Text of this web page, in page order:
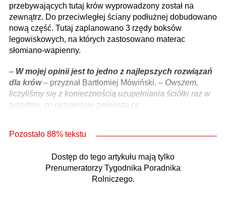
przebywających tutaj krów wyprowadzony został na
zewnątrz. Do przeciwległej ściany podłużnej dobudowano
nową część. Tutaj zaplanowano 3 rzędy boksów
legowiskowych, na których zastosowano materac
słomiano-wapienny.
– W mojej opinii jest to jedno z najlepszych rozwiązań
dla krów– przyznał Bartłomiej Mówiński. – Owszem,
liczyliśmy się z koniecznością uzupełniania ściółki raz w
tygodniu, co oczywiście zwiększa pr...
Pozostało 88% tekstu
Dostęp do tego artykułu mają tylko
Prenumeratorzy Tygodnika Poradnika
Rolniczego.